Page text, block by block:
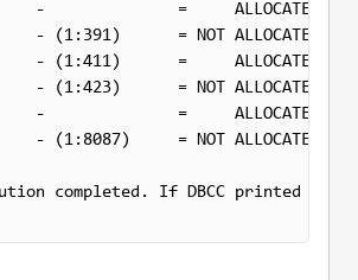
-              =
- (1:391)      = NOT
- (1:411)      =
- (1:423)      = NOT
-              =
- (1:8087)     = NOT
completed. If DBCC